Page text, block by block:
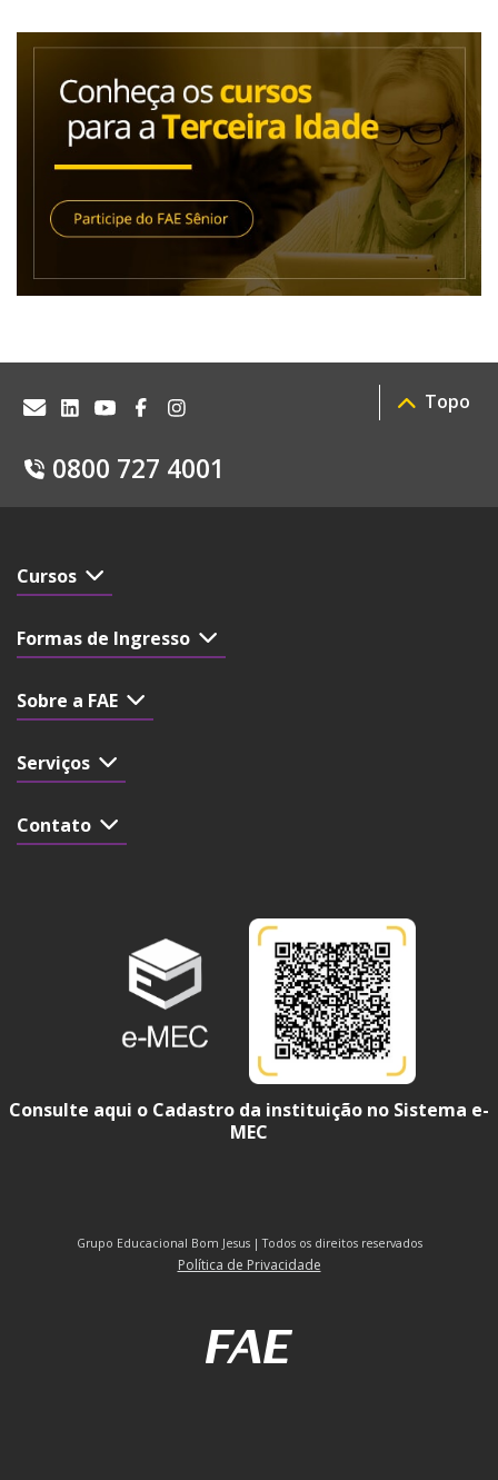
0800 727 4001
Topo
Cursos
Formas de Ingresso
Sobre a FAE
Serviços
Contato
Consulte aqui o Cadastro da instituição no Sistema e-
MEC
Grupo Educacional Bom Jesus | Todos os direitos reservados
Política de Privacidade